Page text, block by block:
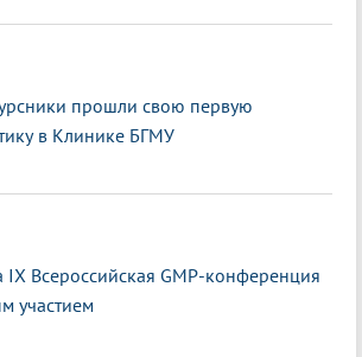
прошли свою первую
в Клинике БГМУ
IX Всероссийская GMP-конференция
участием